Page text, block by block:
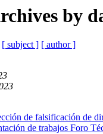
by
[ subject ] [ author ]
de falsificación de
de trabajos Foro